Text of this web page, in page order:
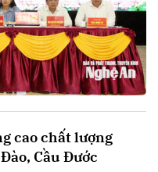
cao chất lượng
Cầu Đước